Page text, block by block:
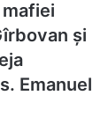
și
Emanuel